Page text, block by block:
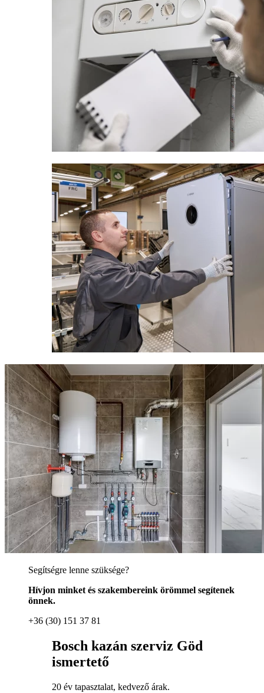
Segítségre lenne szüksége?
Hívjon minket és szakembereink örömmel segítenek
önnek.
+36 (30) 151 37 81
Bosch kazán szerviz Göd
ismertető
20 év tapasztalat, kedvező árak.